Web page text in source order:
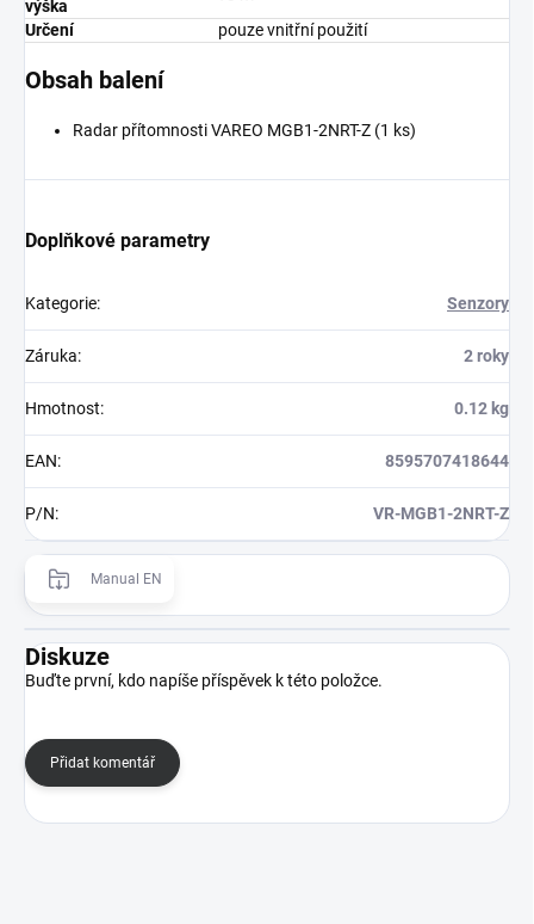
výška
Určení
pouze vnitřní použití
Obsah balení
Radar přítomnosti VAREO MGB1-2NRT-Z (1 ks)
Doplňkové parametry
Kategorie: Senzory
Záruka: 2 roky
Hmotnost: 0.12 kg
EAN: 8595707418644
P/N: VR-MGB1-2NRT-Z
Manual EN
Diskuze
Buďte první, kdo napíše příspěvek k této položce.
Přidat komentář